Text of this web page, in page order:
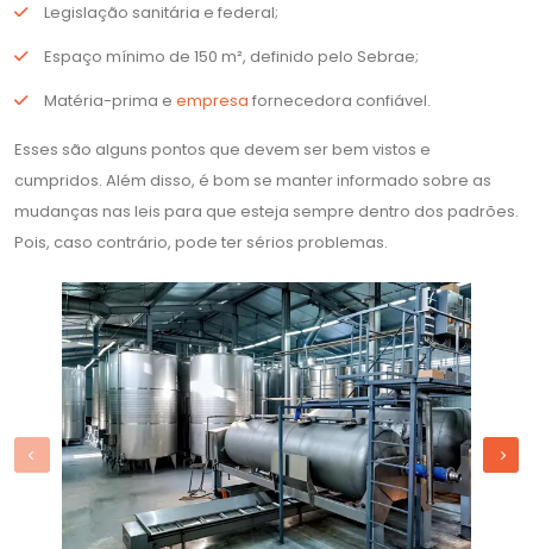
Legislação sanitária e federal;
Espaço mínimo de 150 m², definido pelo Sebrae;
Matéria-prima e empresa fornecedora confiável.
Esses são alguns pontos que devem ser bem vistos e
cumpridos. Além disso, é bom se manter informado sobre as
mudanças nas leis para que esteja sempre dentro dos padrões.
Pois, caso contrário, pode ter sérios problemas.